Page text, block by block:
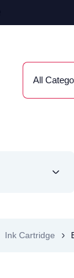
All
Ink Cartridge